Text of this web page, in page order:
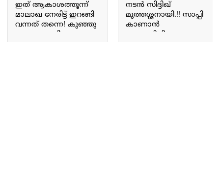
ഇത് ആകാശത്തൂന്ന്
മാലാഖ നേരിട്ട് ഇറങ്ങി
വന്നത് തന്നെ! കുഞ്ഞു
മാലാഖ കൂട്ടിയെപ്പോലെ
സുന്ദരിയായി വുദ്ധി
നടൻ സിദ്ദിഖ്
മുത്തശ്ശനായി.!! സാപ്പി
കാണാൻ
ആഗ്രഹിച്ചിരുന്ന ആ
കുഞ്ഞ് വന്നു; ലോകം